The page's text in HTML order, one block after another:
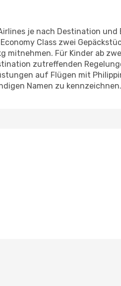
je nach Destination
Class zwei
mitnehmen. Für Kinder ab
zutreffenden
auf Flügen mit
Namen zu kennzeichnen.